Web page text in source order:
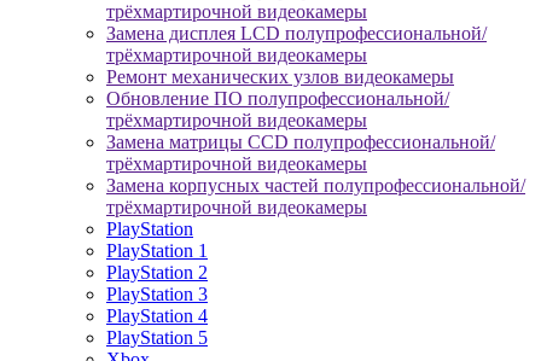
трёхмартирочной видеокамеры
Замена дисплея LCD полупрофессиональной/
трёхмартирочной видеокамеры
Ремонт механических узлов видеокамеры
Обновление ПО полупрофессиональной/
трёхмартирочной видеокамеры
Замена матрицы CCD полупрофессиональной/
трёхмартирочной видеокамеры
Замена корпусных частей полупрофессиональной/
трёхмартирочной видеокамеры
PlayStation
PlayStation 1
PlayStation 2
PlayStation 3
PlayStation 4
PlayStation 5